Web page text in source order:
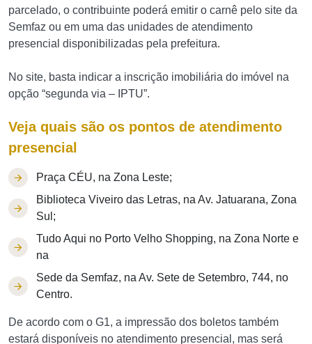
parcelado, o contribuinte poderá emitir o carnê pelo site da
Semfaz ou em uma das unidades de atendimento
presencial disponibilizadas pela prefeitura.
No site, basta indicar a inscrição imobiliária do imóvel na
opção “segunda via – IPTU”.
Veja quais são os pontos de atendimento
presencial
Praça CÉU, na Zona Leste;
Biblioteca Viveiro das Letras, na Av. Jatuarana, Zona
Sul;
Tudo Aqui no Porto Velho Shopping, na Zona Norte e
na
Sede da Semfaz, na Av. Sete de Setembro, 744, no
Centro.
De acordo com o G1, a impressão dos boletos também
estará disponíveis no atendimento presencial, mas será